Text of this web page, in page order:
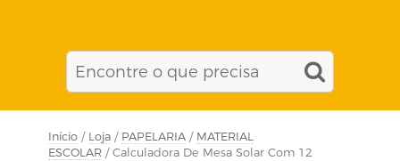
Início / Loja / PAPELARIA / MATERIAL
ESCOLAR / Calculadora De Mesa Solar Com 12